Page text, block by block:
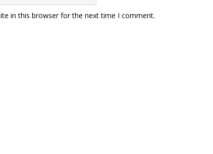
in this browser for the next time I comment.